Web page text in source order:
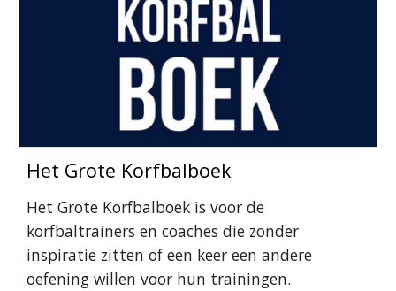
Het Grote Korfbalboek
Het Grote Korfbalboek is voor de
korfbaltrainers en coaches die zonder
inspiratie zitten of een keer een andere
oefening willen voor hun trainingen.